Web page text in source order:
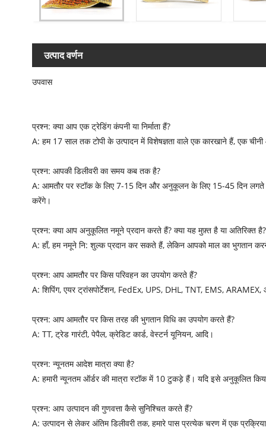
उत्पाद वर्णन
उपवास
प्रश्न: क्या आप एक ट्रेडिंग कंपनी या निर्माता हैं?
A: हम 17 साल तक टोपी के उत्पादन में विशेषज्ञता वाले एक कारखाने हैं, एक
प्रश्न: आपकी डिलीवरी का समय कब तक है?
A: आमतौर पर स्टॉक के लिए 7-15 दिन और अनुकूलन के लिए 15-45 दिन लगते
करेंगे।
प्रश्न: क्या आप अनुकूलित नमूने प्रदान करते हैं? क्या यह मुफ़्त है या अतिरिक्त है?
A: हाँ, हम नमूने नि: शुल्क प्रदान कर सकते हैं, लेकिन आपको माल का भुगतान
प्रश्न: आप आमतौर पर किस परिवहन का उपयोग करते हैं?
A: शिपिंग, एयर ट्रांसपोर्टेशन, FedEx, UPS, DHL, TNT, EMS,
प्रश्न: आप आमतौर पर किस तरह की भुगतान विधि का उपयोग करते हैं?
A: TT, ट्रेड गारंटी, पेपैल, क्रेडिट कार्ड, वेस्टर्न यूनियन, आदि।
प्रश्न: न्यूनतम आदेश मात्रा क्या है?
A: हमारी न्यूनतम ऑर्डर की मात्रा स्टॉक में 10 टुकड़े हैं। यदि इसे अनुकूलित
प्रश्न: आप उत्पादन की गुणवत्ता कैसे सुनिश्चित करते हैं?
A: उत्पादन से लेकर अंतिम डिलीवरी तक, हमारे पास प्रत्येक चरण में एक